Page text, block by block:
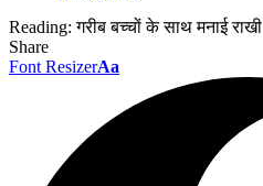
Reading: गरीब बच्चों के साथ मनाई राखी
Share
Font ResizerAa